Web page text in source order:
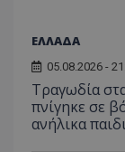
ΕΛΛΑΔΑ
05.08.2026 -
Τραγωδία
πνίγηκε σε
ανήλικα